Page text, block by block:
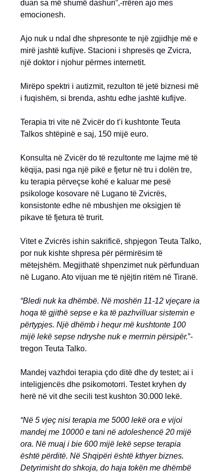
duan sa më shumë dashuri”,-rrëren ajo mes
emocionesh.
Ajo nuk u ndal dhe shpresonte te një zgjidhje më e
mirë jashtë kufijve. Stacioni i shpresës qe Zvicra,
një doktor i njohur përmes internetit.
Mirëpo spektri i autizmit, rezulton të jetë biznesi më
i fuqishëm, si brenda, ashtu edhe jashtë kufijve.
Terapia tri vite në Zvicër do t’i kushtonte Teuta
Talkos shtëpinë e saj, 150 mijë euro.
Konsulta në Zvicër do të rezultonte me lajme më të
këqija, pasi nga një pikë e fjetur në tru i dolën tre,
ku terapia përveçse kohë e kaluar me pesë
psikologe kosovare në Lugano të Zvicrës,
konsistonte edhe në mbushjen me oksigjen të
pikave të fjetura të trurit.
Vitet e Zvicrës ishin sakrificë, shpjegon Teuta Talko,
por nuk kishte shpresa për përmirësim të
mëtejshëm. Megjithatë shpenzimet nuk përfunduan
në Lugano. Ato vijuan me të njëjtin ritëm në Tiranë.
“Bledi nuk ka dhëmbë. Në moshën 11-12 vjeçare ia
hoqa të gjithë sepse e ka të pazhvilluar sistemin e
përtypjes. Një dhëmb i hequr më kushtonte 100
mijë lekë sepse ndryshe nuk e merrnin përsipër.”-
tregon Teuta Talko.
Mandej vazhdoi terapia çdo ditë dhe dy testet; ai i
inteligjencës dhe psikomotorri. Testet kryhen dy
herë në vit dhe secili test kushton 30.000 lekë.
“Në 5 vjeç nisi terapia me 5000 lekë ora e vijoi
mandej me 10000 e tani në adoleshencë 20 mijë
ora. Në muaj i bie 600 mijë lekë sepse terapia
është përditë. Në Shqipëri është kthyer biznes.
Detyrimisht do shkoja, do haja tokën me dhëmbë